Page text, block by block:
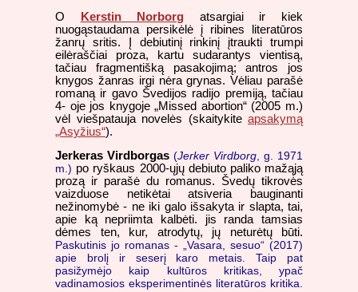
O
Kerstin Norborg atsargiai ir kiek
nuogąstaudama persikėlė į ribines literatūros
žanrų sritis. Į debiutinį rinkinį įtraukti trumpi
eilėraščiai proza, kartu sudarantys vientisą,
tačiau fragmentišką pasakojimą; antros jos
knygos žanras irgi nėra grynas. Vėliau parašė
romaną ir gavo Švedijos radijo premiją, tačiau
4- oje jos knygoje „Missed abortion“ (2005 m.)
vėl viešpatauja novelės (skaitykite apsakymą
„Asyžius“).
Jerkeras Virdborgas (Jerker Virdborg, g. 1971
m.) po ryškaus 2000-ųjų debiuto paliko mažąją
prozą ir parašė du romanus. Švedų tikrovės
vaizduose netikėtai atsiveria bauginanti
nežinomybė - ne iki galo išsakyta ir slapta, tai,
apie ką nepriimta kalbėti. jis randa tamsias
dėmes ten, kur, atrodytų, jų neturėtų būti.
Paskutinis jo romanas - „Vasara, sesuo“ (2017)
apie brolį ir seserį karo metais. Taip pat
pasižymėjo kaip kultūros kritikas, ypač
vadinamosios eksperimentinės literatūros kritika.